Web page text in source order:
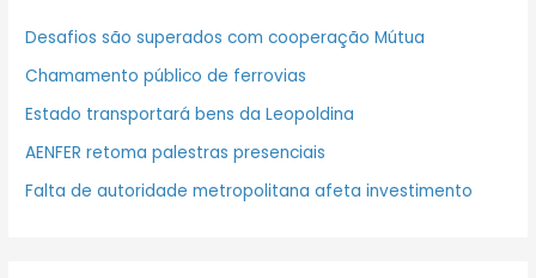
Desafios são superados com cooperação Mútua
Chamamento público de ferrovias
Estado transportará bens da Leopoldina
AENFER retoma palestras presenciais
Falta de autoridade metropolitana afeta investimento